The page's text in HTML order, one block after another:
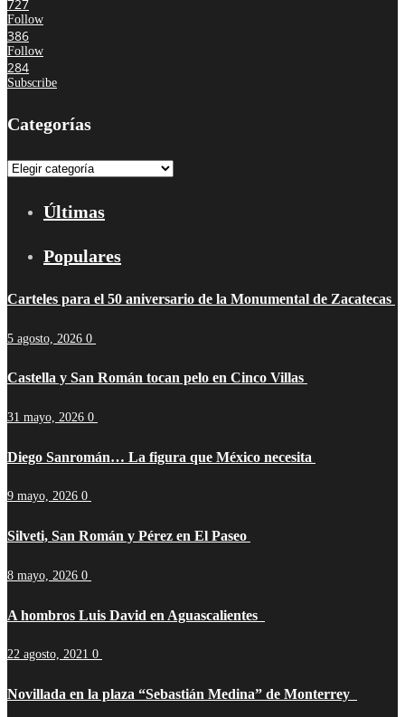
727
Follow
386
Follow
284
Subscribe
Categorías
Categorías
Últimas
Populares
Carteles para el 50 aniversario de la Monumental de Zacatecas
5 agosto, 2026 0
Castella y San Román tocan pelo en Cinco Villas
31 mayo, 2026 0
Diego Sanromán… La figura que México necesita
9 mayo, 2026 0
Silveti, San Román y Pérez en El Paseo
8 mayo, 2026 0
A hombros Luis David en Aguascalientes
22 agosto, 2021 0
Novillada en la plaza “Sebastián Medina” de Monterrey